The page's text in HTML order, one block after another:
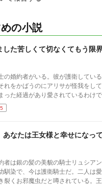
の小説
した苦しくて切なくてもう限
の婚約者がいる。彼が護衛してい
れをかばうのにアリサが怪我をし
った経過があり愛されているわけ
が優しい眼で女騎士の同期と一緒
・・切ないのは私だけが愛している
あなたは王女様と幸せになっ
者は銀の髪の美貌の騎士リュシア
馴染で、今は護衛騎士だ。二人は
裂くお邪魔虫だと噂されている。